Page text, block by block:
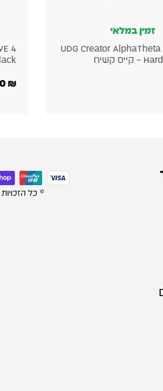
Creator Denon DJ SC LIVE 4
Hardcase Black – קייס קשיח
© כל